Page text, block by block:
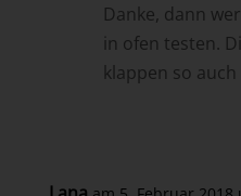
Danke, dann
in ofen testen.
klappen so